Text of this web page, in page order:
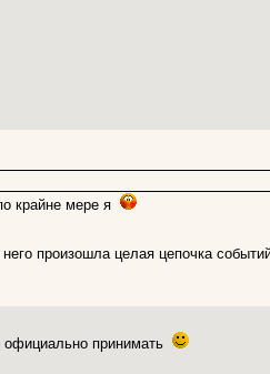
крайне мере я
произошла целая цепочка
официально принимать